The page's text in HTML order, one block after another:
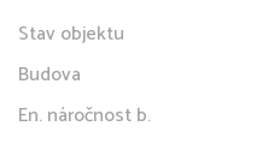
Stav objektu
Budova
En. náročnost b.